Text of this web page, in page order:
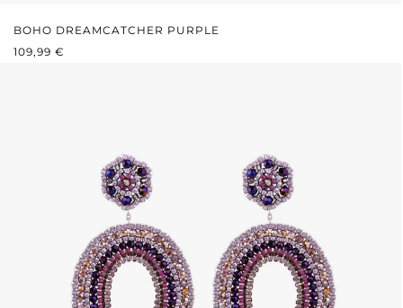
BOHO DREAMCATCHER PURPLE
REGULÄRER PREIS:
109,99 €